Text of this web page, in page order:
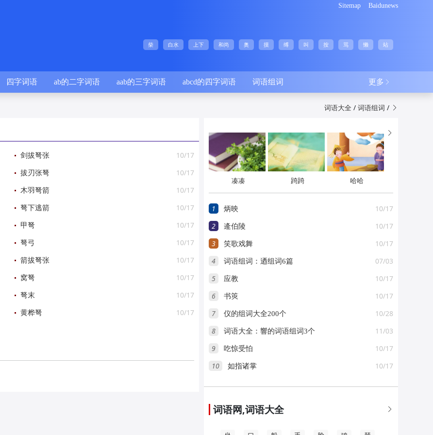
Sitemap Baidunews
柴 白水 上下 和尚 奥 摸 缚 叫 按 骂 懒 站
更多 
四字词语 ab的二字词语 aab的三字词语 abcd的四字词语 词语组词
词语大全 / 词语组词 / 
10/17
剑拔弩张
10/17
拔刃张弩
10/17
木羽弩箭
10/17
弩下逃箭
10/17
甲弩
10/17
弩弓
10/17
箭拔弩张
10/17
窝弩
10/17
弩末
10/17
黄桦弩

凑凑 踦踦 哈哈
1 10/17
炳映
2 10/17
逄伯陵
3 10/17
笑歌戏舞
4 07/03
词语组词：迺组词6篇
5 10/17
应教
6 10/17
书筴
7 10/28
仪的组词大全200个
8 11/03
词语大全：響的词语组词3个
9 10/17
吃惊受怕
10 10/17
如指诸掌

词语网,词语大全